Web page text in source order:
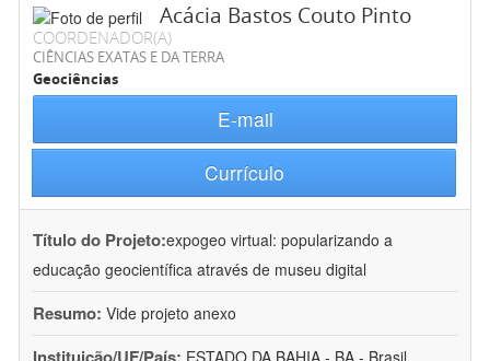
Acácia Bastos Couto Pinto
COORDENADOR(A)
CIÊNCIAS EXATAS E DA TERRA
Geociências
E-mail
Currículo
Título do Projeto:expogeo virtual: popularizando a
educação geocientífica através de museu digital
Resumo: Vide projeto anexo